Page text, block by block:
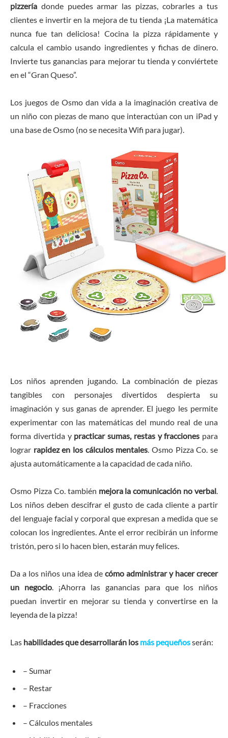
pizzería donde puedes armar las pizzas, cobrarles a tus
clientes e invertir en la mejora de tu tienda ¡La matemática
nunca fue tan deliciosa! Cocina la pizza rápidamente y
calcula el cambio usando ingredientes y fichas de dinero.
Invierte tus ganancias para mejorar tu tienda y conviértete
en el “Gran Queso”.
Los juegos de Osmo dan vida a la imaginación creativa de
un niño con piezas de mano que interactúan con un iPad y
una base de Osmo (no se necesita Wifi para jugar).
Los niños aprenden jugando. La combinación de piezas
tangibles con personajes divertidos despierta su
imaginación y sus ganas de aprender. El juego les permite
experimentar con las matemáticas del mundo real de una
forma divertida y practicar sumas, restas y fracciones para
lograr rapidez en los cálculos mentales. Osmo Pizza Co. se
ajusta automáticamente a la capacidad de cada niño.
Osmo Pizza Co. también mejora la comunicación no verbal.
Los niños deben descifrar el gusto de cada cliente a partir
del lenguaje facial y corporal que expresan a medida que se
colocan los ingredientes. Ante el error recibirán un informe
tristón, pero si lo hacen bien, estarán muy felices.
Da a los niños una idea de cómo administrar y hacer crecer
un negocio. ¡Ahorra las ganancias para que los niños
puedan invertir en mejorar su tienda y convertirse en la
leyenda de la pizza!
Las habilidades que desarrollarán los más pequeñosserán:
– Sumar
– Restar
– Fracciones
– Cálculos mentales